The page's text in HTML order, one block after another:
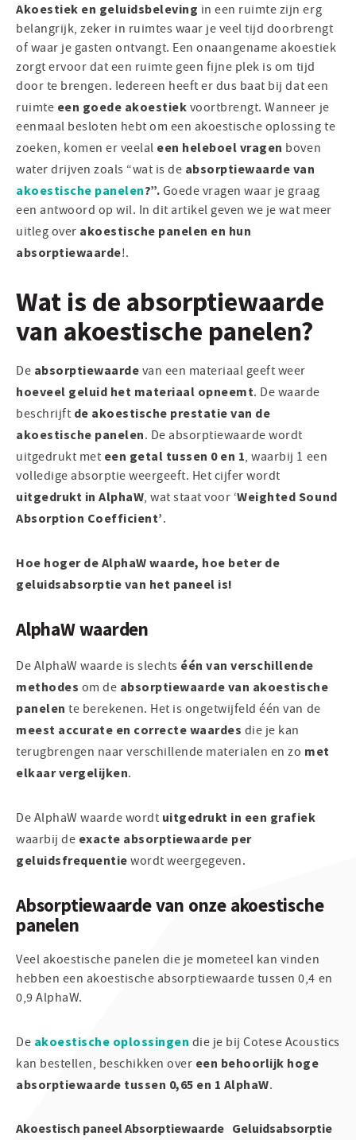
Akoestiek en geluidsbeleving in een ruimte zijn erg
belangrijk, zeker in ruimtes waar je veel tijd doorbrengt
of waar je gasten ontvangt. Een onaangename akoestiek
zorgt ervoor dat een ruimte geen fijne plek is om tijd
door te brengen. Iedereen heeft er dus baat bij dat een
ruimte een goede akoestiek voortbrengt. Wanneer je
eenmaal besloten hebt om een akoestische oplossing te
zoeken, komen er veelal een heleboel vragen boven
water drijven zoals “wat is de absorptiewaarde van
akoestische panelen?”. Goede vragen waar je graag
een antwoord op wil. In dit artikel geven we je wat meer
uitleg over akoestische panelen en hun
absorptiewaarde!.
Wat is de absorptiewaarde
van akoestische panelen?
De absorptiewaarde van een materiaal geeft weer
hoeveel geluid het materiaal opneemt. De waarde
beschrijft de akoestische prestatie van de
akoestische panelen. De absorptiewaarde wordt
uitgedrukt met een getal tussen 0 en 1, waarbij 1 een
volledige absorptie weergeeft. Het cijfer wordt
uitgedrukt in AlphaW, wat staat voor ‘Weighted Sound
Absorption Coefficient’.
Hoe hoger de AlphaW waarde, hoe beter de
geluidsabsorptie van het paneel is!
AlphaW waarden
De AlphaW waarde is slechts één van verschillende
methodes om de absorptiewaarde van akoestische
panelen te berekenen. Het is ongetwijfeld één van de
meest accurate en correcte waardes die je kan
terugbrengen naar verschillende materialen en zo met
elkaar vergelijken.
De AlphaW waarde wordt uitgedrukt in een grafiek
waarbij de exacte absorptiewaarde per
geluidsfrequentie wordt weergegeven.
Absorptiewaarde van onze akoestische
panelen
Veel akoestische panelen die je mometeel kan vinden
hebben een akoestische absorptiewaarde tussen 0,4 en
0,9 AlphaW.
De akoestische oplossingen die je bij Cotese Acoustics
kan bestellen, beschikken over een behoorlijk hoge
absorptiewaarde tussen 0,65 en 1 AlphaW.
Akoestisch paneelAbsorptiewaarde Geluidsabsorptie